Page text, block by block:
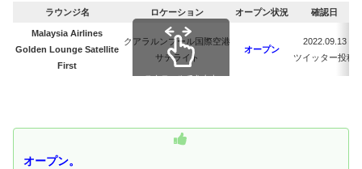
ラウンジ名 ロケーション オープン状況 確認日
Malaysia Airlines
Golden Lounge Satellite
First
クアラルンプール国際空港
サテライト
オープン
2022.09.13
ツイッター投稿
スクロールできます
オープン。